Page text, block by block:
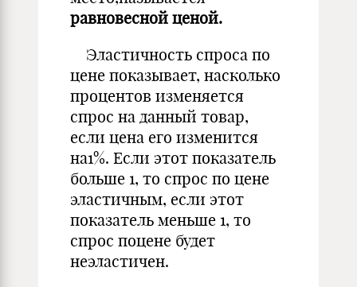
равновесной ценой.
Эластичность спроса по
цене показывает, насколько
процентов изменяется
спрос на данный товар,
если цена его изменится
на1%. Если этот показатель
больше 1, то спрос по цене
эластичным, если этот
показатель меньше 1, то
спрос поцене будет
неэластичен.